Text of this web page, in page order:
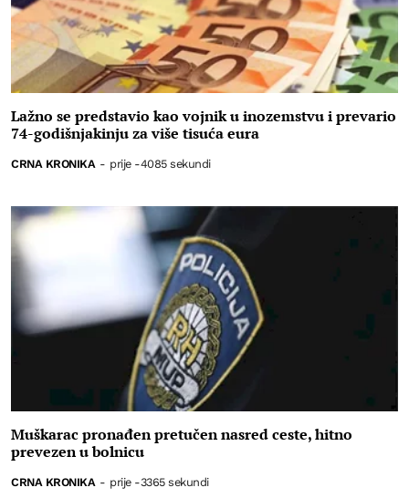
Lažno se predstavio kao vojnik u inozemstvu i prevario
74-godišnjakinju za više tisuća eura
CRNA KRONIKA - prije -4085 sekundi
Muškarac pronađen pretučen nasred ceste, hitno
prevezen u bolnicu
CRNA KRONIKA - prije -3365 sekundi